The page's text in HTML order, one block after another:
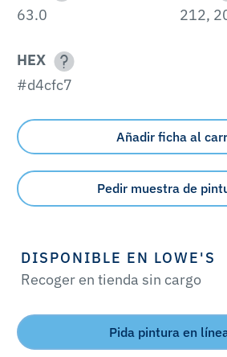
63.0
212,
HEX
#d4cfc7
Añadir ficha al
Pedir muestra de
DISPONIBLE EN LOWE'S
Recoger en tienda sin cargo
Pida pintura en